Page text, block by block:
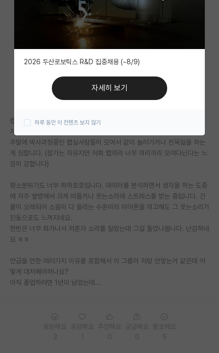
베스트 게시판
IF 명예의전당
자유 게시판(아무개랩)
미국 유학 게시판
미국 대학원 합격 후기 게시판
대학원 합격 후기 게시판
연구실(PI) 홍보 게시판
석박사 채용 정보 게시판
임용 정보 게시판
학부 인턴 게시판
취업 게시판
임용 후기 게시판
PI 전용 게시판
인문사회 계열 게시판
랩실 분위기때문에 스트레스를 받는 박사생입니다.
저희 그룹이 크기 때문에 약 20명정도의 박사생이 있습니다.
주말에 박사과정중인 랩실사람들이 모여서 같이 놀러가거나 친목질을 하는
게 심합니다. (참가는 자유지만 저희 랩끼리 너무 끼리끼리 모여다닌다는 느
낌이 강합니다)
평소분위기도 너무 하하호호입니다. 데이터를 분석하면서 생각을 하는 도중
에 자주 옆방에서 크게 떠들거나 웃는소리에 스트레스를 받는 중입니다. 건
물이 오래되어 소음이 다 들리는 수준이라 이어폰을 끼고해도 그 웃는소리가
진동으로도 느껴지네요.
한번은 너무 화가나서 저혼자 소리를 질렀는데 그걸 들었나봅니다. 난감하네
요 ㅎㅎ
언급을 안한 여러가지 이유를 포함해서 이 그룹이 저랑 안맞는거 같은데 어
떻게 대처해야하나요?
아직 졸업하려면 1년이 남았는데...
2026 두산로보틱스 R&D 집중채용 (~8/9)
자세히 보기
하루 동안 이 컨텐츠 보지 않기